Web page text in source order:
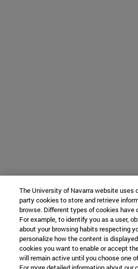
The University of Navarra website uses
party cookies to store and retrieve
browse. Different types of cookies have
For example, to identify you as a user,
about your browsing habits respecting
personalize how the content is
cookies you want to enable or accept
will remain active until you choose one